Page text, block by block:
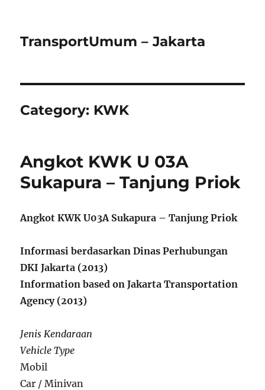
TransportUmum – Jakarta
Category: KWK
Angkot KWK U 03A
Sukapura – Tanjung Priok
Angkot KWK U03A Sukapura – Tanjung Priok
Informasi berdasarkan Dinas Perhubungan
DKI Jakarta (2013)
Information based on Jakarta Transportation
Agency (2013)
Jenis Kendaraan
Vehicle Type
Mobil
Car / Minivan